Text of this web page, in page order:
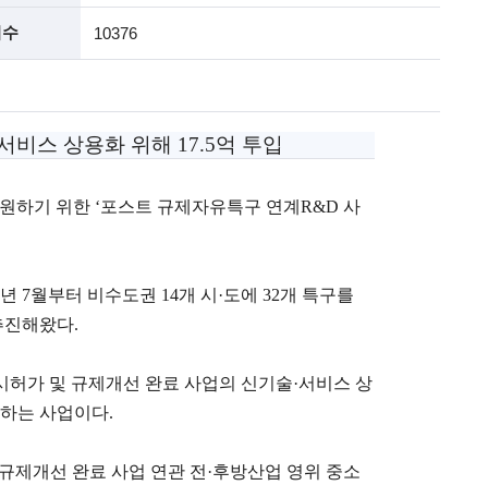
10376
비스 상용화 위해 17.5억 투입
하기 위한 ‘포스트 규제자유특구 연계R&D 사
7월부터 비수도권 14개 시·도에 32개 특구를
해왔다.
가 및 규제개선 완료 사업의 신기술·서비스 상
는 사업이다.
제개선 완료 사업 연관 전·후방산업 영위 중소